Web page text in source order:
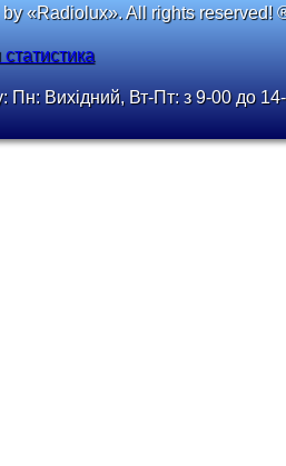
«Radiolux». All rights reserved!
Пн: Вихідний, Вт-Пт: з 9-00 до